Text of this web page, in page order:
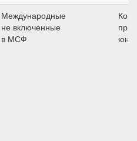
Международные
не включенные
в МСФ